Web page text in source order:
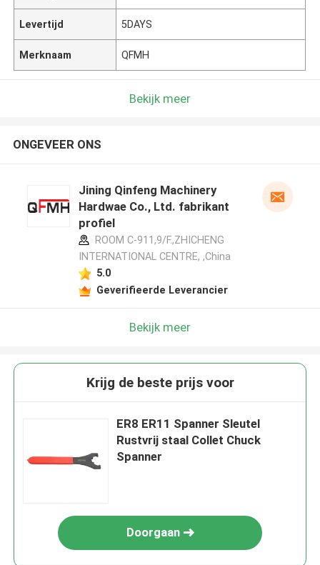
Levertijd 5DAYS
Merknaam QFMH
Bekijk meer
ONGEVEER ONS
Jining Qinfeng Machinery
Hardwae Co., Ltd. fabrikant
profiel
ROOM C-911,9/F.,ZHICHENG
INTERNATIONAL CENTRE, ,China
5.0
Geverifieerde Leverancier
Bekijk meer
Krijg de beste prijs voor
ER8 ER11 Spanner Sleutel
Rustvrij staal Collet Chuck
Spanner
Doorgaan